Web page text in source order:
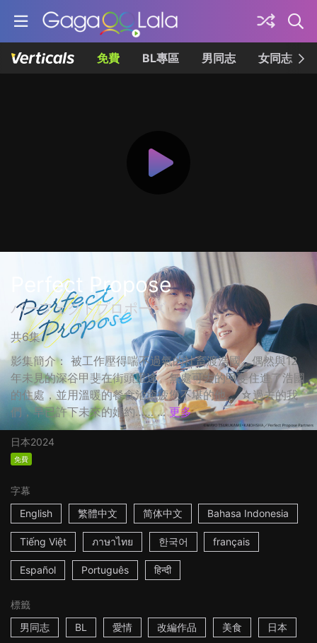
免費 BL專區 男同志 女同志
Perfect Propose
パーフェクトプロポーズ
共6集
影集簡介： 被工作壓得喘不過氣的社畜渡浩國，偶然與12
年未見的深谷甲斐在街頭重逢。無處可去的甲斐住進了浩國
的住處，並用溫暖的餐食治癒疲憊不堪的他。 ☆過去的我
們，早已許下未來的婚約…… ... 更多
日本2024
免費
字幕
English
繁體中文 简体中文 Bahasa Indonesia
Tiếng Việt ภาษาไทย 한국어 français
Español Português हिन्दी
標籤
男同志
BL 愛情 改編作品 美食 日本